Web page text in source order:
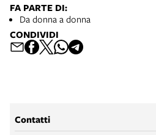
FA PARTE DI:
Da donna a donna
CONDIVIDI
Contatti